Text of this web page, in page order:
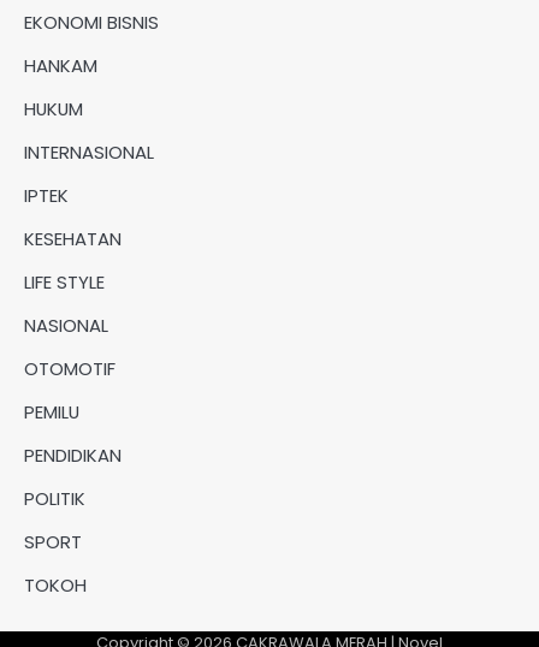
EKONOMI BISNIS
HANKAM
HUKUM
INTERNASIONAL
IPTEK
KESEHATAN
LIFE STYLE
NASIONAL
OTOMOTIF
PEMILU
PENDIDIKAN
POLITIK
SPORT
TOKOH